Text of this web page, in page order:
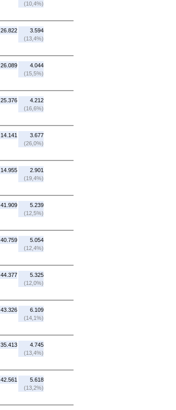
(10,4%)
26.822
3.594
(13,4%)
26.089
4.044
(15,5%)
25.376
4.212
(16,6%)
14.141
3.677
(26,0%)
14.955
2.901
(19,4%)
41.909
5.239
(12,5%)
40.759
5.054
(12,4%)
44.377
5.325
(12,0%)
43.326
6.109
(14,1%)
35.413
4.745
(13,4%)
42.561
5.618
(13,2%)